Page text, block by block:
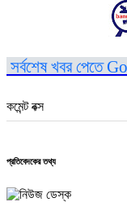
সর্বশেষ খবর পেতে
কমেন্ট বক্স
প্রতিবেদকের তথ্য